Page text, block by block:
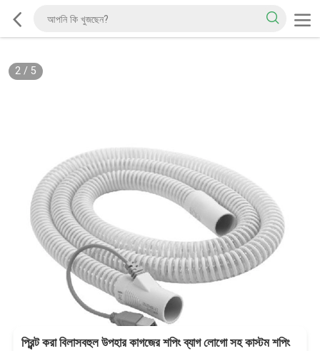
2/ 5
প্রিন্ট করা বিলাসবহুল উপহার কাগজের শপিং ব্যাগ লোগো সহ কাস্টম শপিং